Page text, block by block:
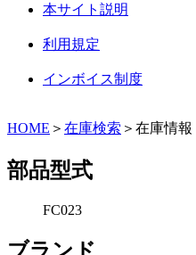
本サイト説明
利用規定
インボイス制度
HOME ＞ 在庫検索 ＞在庫情報
部品型式
FC023
ブランド